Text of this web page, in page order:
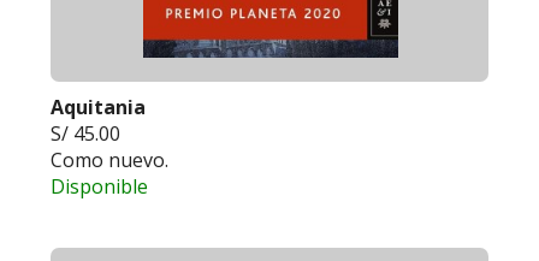
Aquitania
S/ 45.00
Como nuevo.
Disponible